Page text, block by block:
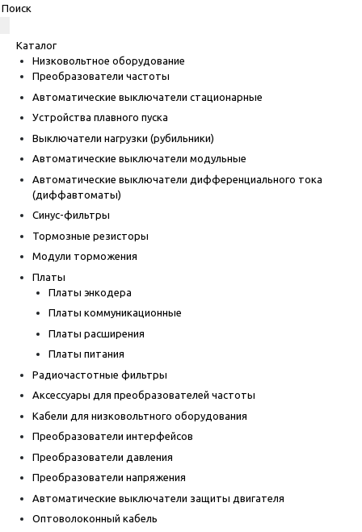
Каталог
Низковольтное оборудование
Преобразователи частоты
Автоматические выключатели стационарные
Устройства плавного пуска
Выключатели нагрузки (рубильники)
Автоматические выключатели модульные
Автоматические выключатели дифференциального тока
(диффавтоматы)
Синус-фильтры
Тормозные резисторы
Модули торможения
Платы
Платы энкодера
Платы коммуникационные
Платы расширения
Платы питания
Радиочастотные фильтры
Аксессуары для преобразователей частоты
Кабели для низковольтного оборудования
Преобразователи интерфейсов
Преобразователи давления
Преобразователи напряжения
Автоматические выключатели защиты двигателя
Оптоволоконный кабель